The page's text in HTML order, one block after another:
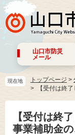
山口市防災
メール
現在地 トップページ >
【受付は終
【受付は終
事業補助金